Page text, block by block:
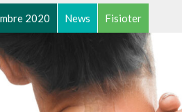
2020 News Fisioter